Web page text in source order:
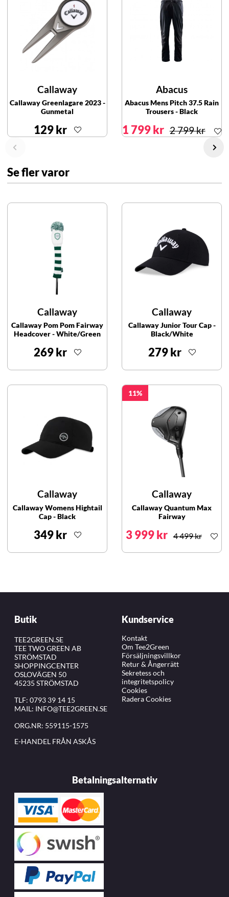
Callaway
Callaway Greenlagare 2023 -
Gunmetal
129 kr
Abacus
Abacus Mens Pitch 37.5 Rain
Trousers - Black
1 799 kr 2 799 kr
Se fler varor
Callaway
Callaway Pom Pom Fairway
Headcover - White/Green
269 kr
Callaway
Callaway Junior Tour Cap -
Black/White
279 kr
Callaway
Callaway Womens Hightail
Cap - Black
349 kr
11
Callaway
Callaway Quantum Max
Fairway
3 999 kr 4 499 kr
Butik
TEE2GREEN.SE
TEE TWO GREEN AB
STRÖMSTAD
SHOPPINGCENTER
OSLOVÄGEN 50
45235 STRÖMSTAD
TLF: 0793 39 14 15
MAIL: INFO@TEE2GREEN.SE
ORG.NR: 559115-1575
E-HANDEL FRÅN ASKÅS
Kundservice
Kontakt
Om Tee2Green
Försäljningsvillkor
Retur & Ångerrätt
Sekretess och
integritetspolicy
Cookies
Radera Cookies
Betalningsalternativ